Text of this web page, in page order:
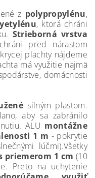
z polypropylénu,
, ktorá chráni
Strieborná vrstva
pred nárastom
plachty nájdeme
má využitie najmä
domácnosti
silným plastom.
aby sa zabránilo
ALU montážne
1 m - pokrytie
lúčmi).Všetky
priemerom 1 cm (10
Preto na uchytenie